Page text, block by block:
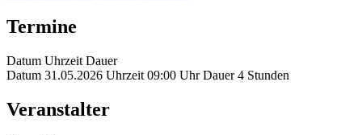
Termine
Datum Uhrzeit Dauer
Datum 31.05.2026 Uhrzeit 09:00 Uhr Dauer 4 Stunden
Veranstalter